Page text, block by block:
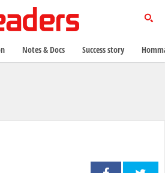
Notes & Docs Success story